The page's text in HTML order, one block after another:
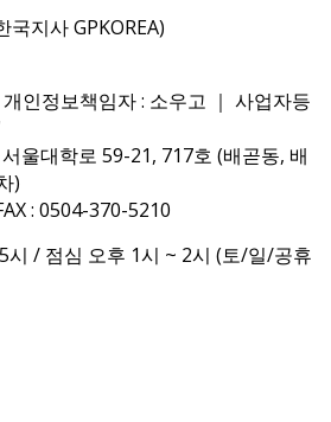
국지사 GPKOREA)
인정보책임자 : 소우고 ｜ 사업자등
울대학로 59-21, 717호 (배곧동, 배
)
: 0504-370-5210
시 / 점심 오후 1시 ~ 2시 (토/일/공휴